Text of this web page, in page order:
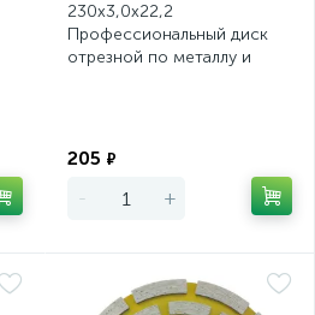
230х3,0х22,2
Профессиональный диск
отрезной по металлу и
205 ₽
- +